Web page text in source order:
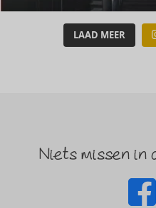
LAAD MEER
Niets missen in